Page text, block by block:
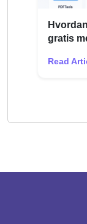
gratis
Read